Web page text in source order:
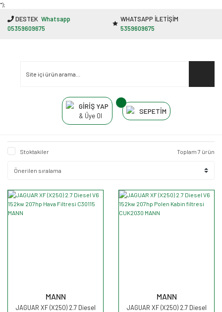
"');
DESTEK Whatsapp
05359609675
WHATSAPP İLETİŞİM
5359609675
GİRİŞ YAP
& Üye Ol
SEPETİM
Stoktakiler Toplam 7 ürün
MANN
JAGUAR XF (X250) 2.7 Diesel
MANN
JAGUAR XF (X250) 2.7 Diesel